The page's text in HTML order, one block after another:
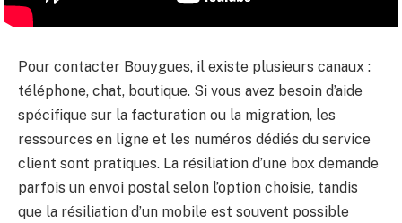
Pour contacter Bouygues, il existe plusieurs canaux :
téléphone, chat, boutique. Si vous avez besoin d’aide
spécifique sur la facturation ou la migration, les
ressources en ligne et les numéros dédiés du service
client sont pratiques. La résiliation d’une box demande
parfois un envoi postal selon l’option choisie, tandis
que la résiliation d’un mobile est souvent possible